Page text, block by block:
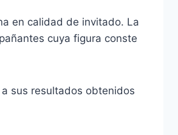
en calidad de invitado. La
cuya figura conste
sus resultados obtenidos